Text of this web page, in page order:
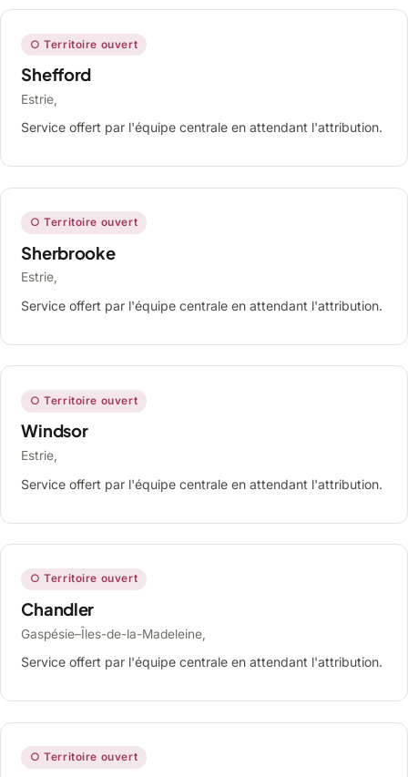
○ Territoire ouvert
Shefford
Estrie,
Service offert par l'équipe centrale en attendant l'attribution.
○ Territoire ouvert
Sherbrooke
Estrie,
Service offert par l'équipe centrale en attendant l'attribution.
○ Territoire ouvert
Windsor
Estrie,
Service offert par l'équipe centrale en attendant l'attribution.
○ Territoire ouvert
Chandler
Gaspésie–Îles-de-la-Madeleine,
Service offert par l'équipe centrale en attendant l'attribution.
○ Territoire ouvert